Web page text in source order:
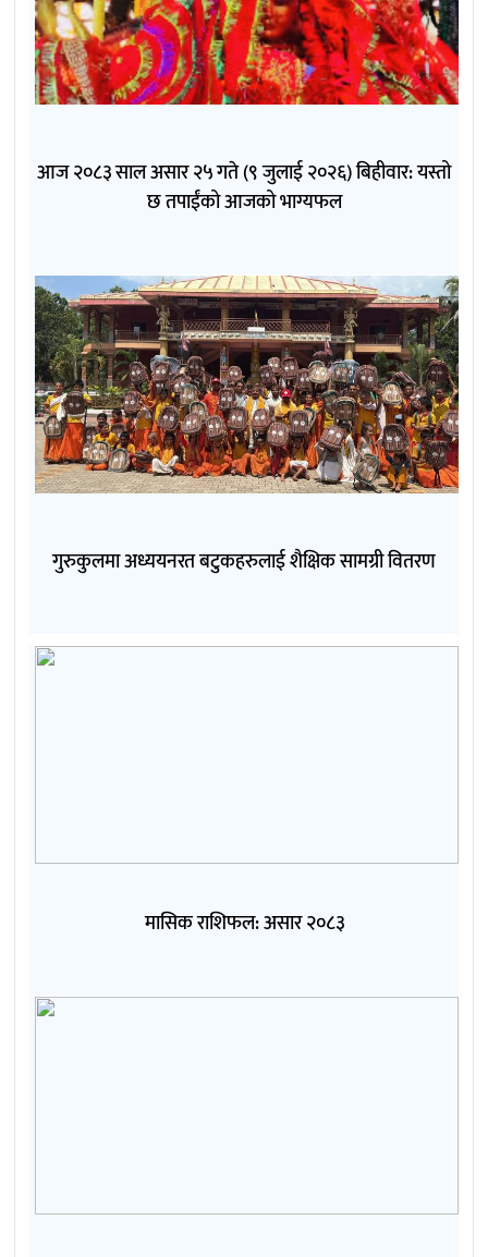
आज २०८३ साल असार २५ गते (९ जुलाई २०२६) बिहीवार: यस्तो
छ तपाईंको आजको भाग्यफल
गुरुकुलमा अध्ययनरत बटुकहरुलाई शैक्षिक सामग्री वितरण
मासिक राशिफल: असार २०८३